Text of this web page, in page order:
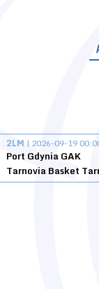
2LM | 2026-09-19
Port Gdynia GAK